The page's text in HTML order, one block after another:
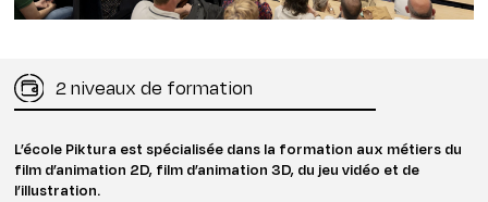
2 niveaux de formation
L’école Piktura est spécialisée dans la formation aux métiers du
film d’animation 2D, film d’animation 3D, du jeu vidéo et de
l’illustration.